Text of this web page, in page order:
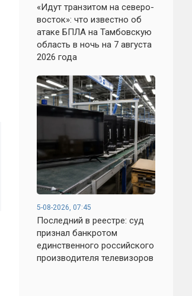
«Идут транзитом на северо-
восток»: что известно об
атаке БПЛА на Тамбовскую
область в ночь на 7 августа
2026 года
5-08-2026, 07:45
Последний в реестре: суд
признал банкротом
единственного российского
производителя телевизоров